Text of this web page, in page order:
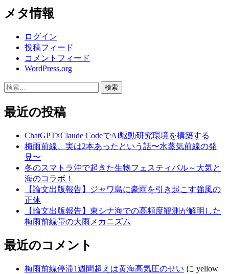
メタ情報
ログイン
投稿フィード
コメントフィード
WordPress.org
検
最近の投稿
ChatGPT☓Claude CodeでAI駆動研究環境を構築する
梅雨前線、実は2本あったという話〜水蒸気前線の発
見〜
冬のスマトラ沖で起きた生物フェスティバル～大気と
海のコラボ！
【論文出版報告】ジャワ島に豪雨を引き起こす強風の
正体
【論文出版報告】東シナ海での高頻度観測が解明した
梅雨前線帯の大雨メカニズム
最近のコメント
梅雨前線停滞1週間超えは黄海高気圧のせい に yellow